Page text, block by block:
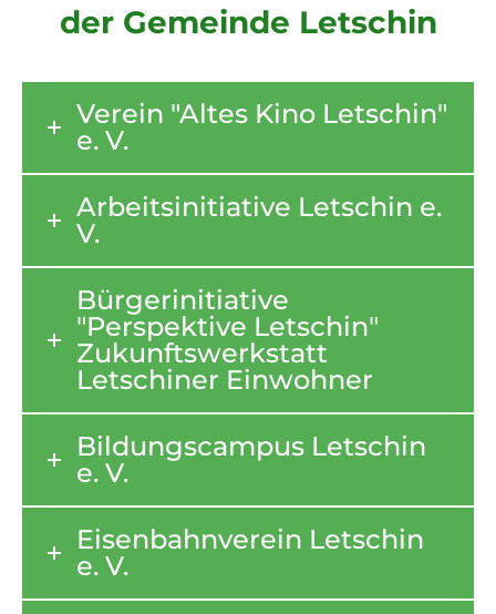
der Gemeinde Letschin
Verein "Altes Kino Letschin"
e. V.
Arbeitsinitiative Letschin e.
V.
Bürgerinitiative
"Perspektive Letschin"
Zukunftswerkstatt
Letschiner Einwohner
Bildungscampus Letschin
e. V.
Eisenbahnverein Letschin
e. V.